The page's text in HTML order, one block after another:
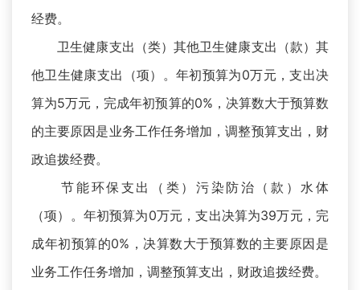
经费。
卫生健康支出（类）其他卫生健康支出（款）其
他卫生健康支出（项）。年初预算为0万元，支出决
算为5万元，完成年初预算的0%，决算数大于预算数
的主要原因是业务工作任务增加，调整预算支出，财
政追拨经费。
节能环保支出（类）污染防治（款）水体
（项）。年初预算为0万元，支出决算为39万元，完
成年初预算的0%，决算数大于预算数的主要原因是
业务工作任务增加，调整预算支出，财政追拨经费。